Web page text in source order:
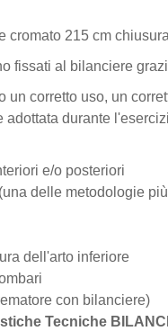
cromato 215 cm
fissati al bilanciere
un corretto uso, un
adottata durante
e/o posteriori
delle metodologie
dell'arto inferiore
con bilanciere)
Tecniche